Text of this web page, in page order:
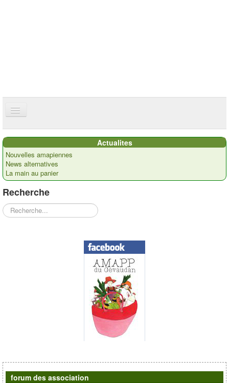
Accueil
Présentation
Actualités
Nos paysans
Commandes
Actualites
Nouvelles amapiennes
News alternatives
La main au panier
Recherche
Rechercher
forum des association